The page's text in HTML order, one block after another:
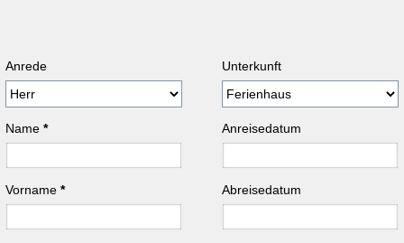
Anrede
Name *
Vorname *
Unterkunft
Anreisedatum
Abreisedatum